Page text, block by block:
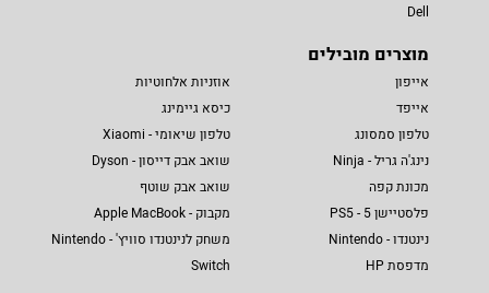
Dell
מוצרים מובילים
אייפון
אייפד
טלפון סמסונג
נינג'ה גריל - Ninja
מכונת קפה
פלסטיישן 5 - PS5
נינטנדו - Nintendo
מדפסת HP
אוזניות אלחוטיות
כיסא גיימינג
טלפון שיאומי - Xiaomi
שואב אבק דייסון - Dyson
שואב אבק שוטף
מקבוק - Apple MacBook
משחק לנינטנדו סוויץ' - Nintendo
Switch